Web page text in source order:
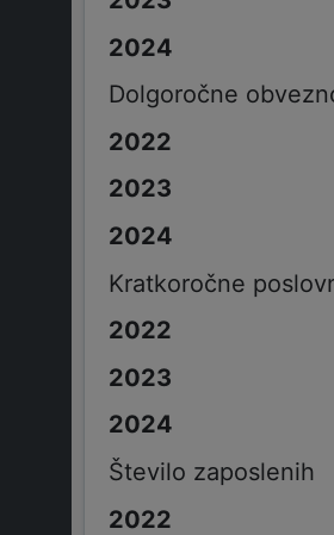
Dolgoročne
Kratkoročne
Število zaposlenih